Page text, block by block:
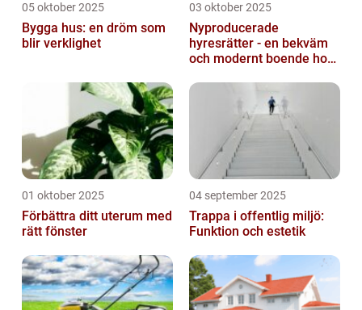
05 oktober 2025
Bygga hus: en dröm som
blir verklighet
03 oktober 2025
Nyproducerade
hyresrätter - en bekväm
och modernt boende hos
nyproduktion
01 oktober 2025
Förbättra ditt uterum med
rätt fönster
04 september 2025
Trappa i offentlig miljö:
Funktion och estetik